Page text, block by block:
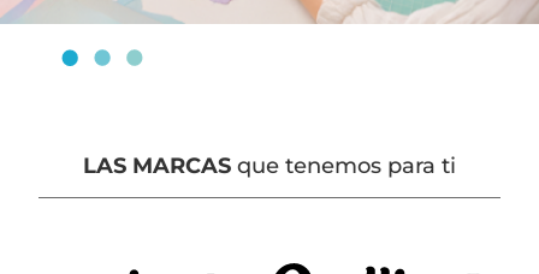
LAS MARCAS que tenemos para ti